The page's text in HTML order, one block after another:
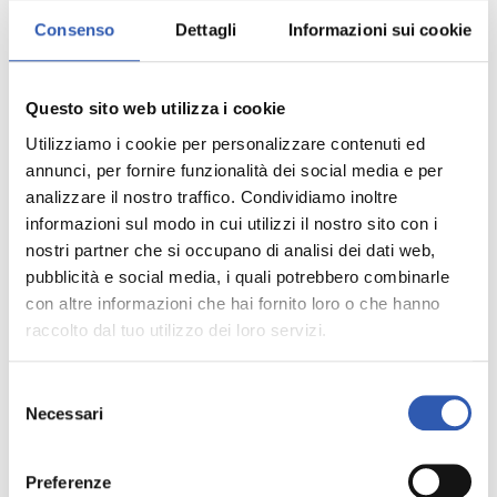
Consenso Dettagli Informazioni sui cookie
Questo sito web utilizza i cookie
Utilizziamo i cookie per personalizzare contenuti ed
annunci, per fornire funzionalità dei social media e per
analizzare il nostro traffico. Condividiamo inoltre
informazioni sul modo in cui utilizzi il nostro sito con i
nostri partner che si occupano di analisi dei dati web,
pubblicità e social media, i quali potrebbero combinarle
con altre informazioni che hai fornito loro o che hanno
raccolto dal tuo utilizzo dei loro servizi.
delNecessari
Preferenze
piastrinica con conseguente
danno ossidativo al DNA
cellulare, lipidi e proteine.
Inoltre, può aumentare il
livello di radicali liberi
nell’umor acqueo (ossia la
secrezione liquida dei nostri
occhi) e diminuire il livello
di un importante
antiossidante come l’acido
ascorbico.
riflette anche in
un’instabilità del film
le lacrime, infatti,